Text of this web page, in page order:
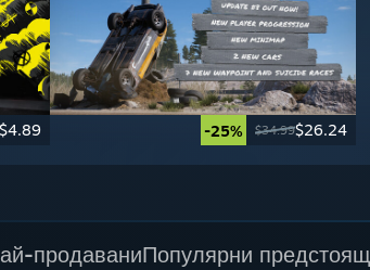
$4.89 -25% $34.99$26.24
продаваниПопулярни